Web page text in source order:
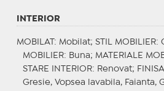
INTERIOR
MOBILAT : Mobilat; STIL MOBILIER:
MOBILIER: Buna; MATERIALE
STARE INTERIOR: Renovat;
Gresie, Vopsea lavabila, Faianta,